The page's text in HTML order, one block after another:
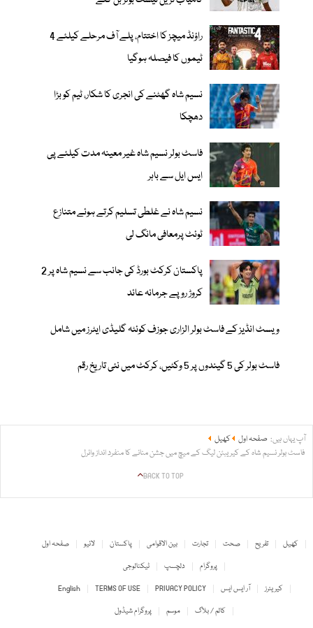
راؤنڈ میچز کا اختتام، پلے آف مرحلے کیلئے 4
ٹیموں کا فیصلہ ہوگیا
نسیم شاہ گھٹنے کی انجری کا شکار، ٹیم کو بڑا
دھچکا
فاسٹ بولر نسیم شاہ غیر معینہ مدت کیلئے پی
ایس ایل سے باہر
نسیم شاہ نے غلطی تسلیم کرتے ہوئے متنازع
ٹوئٹ پرمعافی مانگ لی
پاکستان کرکٹ بورڈ کی جانب سے نسیم شاہ پر 2
کروڑ روپے جرمانہ عائد
ویسٹ انڈیز کے فاسٹ بولر الزاری جوزف کوئٹہ گلیڈی ایٹرز میں شامل
فاسٹ بولر کی 5 گیندوں پر 5 وکٹیں، کرکٹ میں نئی تاریخ رقم
آپ یہاں ہیں: صفحہ اول
کھیل
فاسٹ بولر نسیم شاہ کے کیریبئن لیگ کے میچ میں جشن منانے کا منفرد انداز وائرل
BACK TO TOP
صفحہ اول لائیو پاکستان بین الاقوامی تجارت صحت تفریح
کھیل
ٹیکنالوجی
دلچسپ
پروگرام
English
TERMS OF USE PRIVACY POLICY آر ایس ایس
کیریئرز
پروگرام شیڈول
موسم کالم / بلاگ